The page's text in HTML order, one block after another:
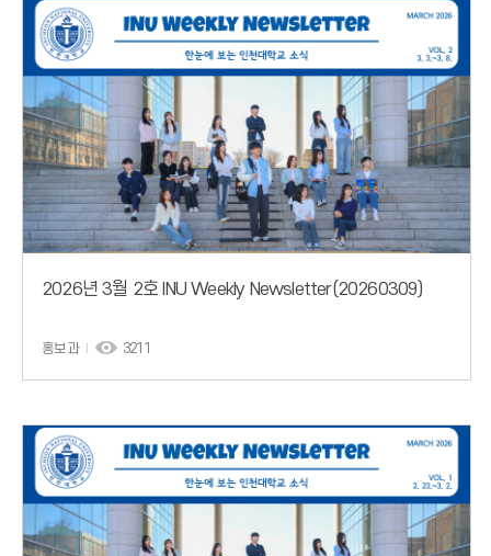
2026년 3월 2호 INU Weekly Newsletter(20260309)
홍보과 3211